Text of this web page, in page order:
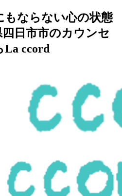
ならない心の状態
日市市のカウンセ
La ccord